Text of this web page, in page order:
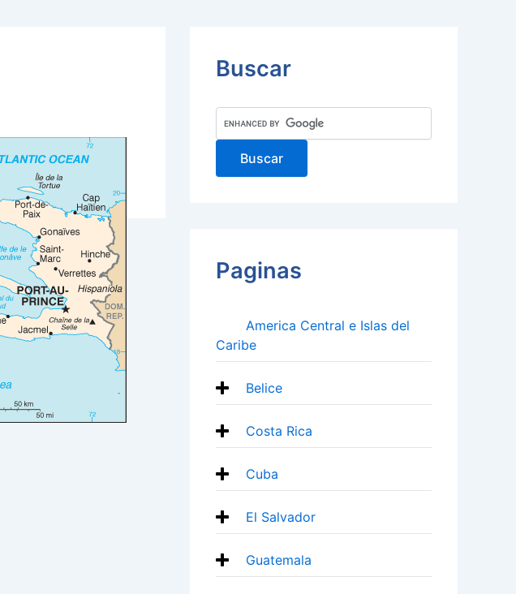
Buscar
Paginas
America Central e Islas del
Caribe
Belice
Costa Rica
Cuba
El Salvador
Guatemala